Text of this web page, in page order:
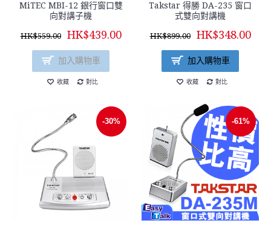
MiTEC MBI-12 銀行窗口雙
向對講子機
HK$559.00 HK$439.00
加入購物車
收藏 對比
Takstar 得勝 DA-235 窗口
式雙向對講機
HK$899.00 HK$348.00
加入購物車
收藏 對比
-30% -61%